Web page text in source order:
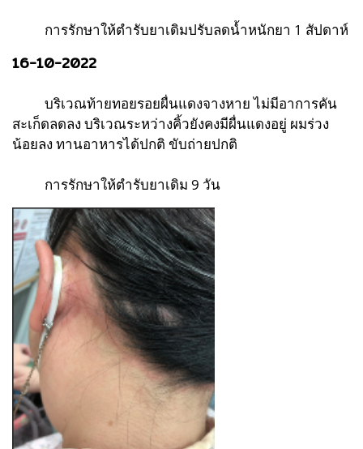
การรักษาให้ตำรับยาเดิมปรับลดน้ำหนักยา 1 สัปดาห์
16-10-2022
บริเวณท้ายทอยรอยผื่นแดงจางหาย ไม่มีอาการคัน
สะเก็ดลดลง บริเวณระหว่างคิ้วยังคงมีผื่นแดงอยู่ ผมร่วง
น้อยลง ทานอาหารได้ปกติ ขับถ่ายปกติ
การรักษาให้ตำรับยาเดิม 9 วัน